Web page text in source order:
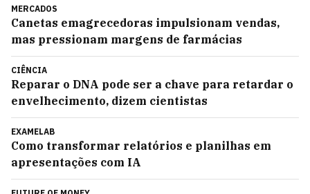
MERCADOS
Canetas emagrecedoras impulsionam vendas,
mas pressionam margens de farmácias
CIÊNCIA
Reparar o DNA pode ser a chave para retardar o
envelhecimento, dizem cientistas
EXAMELAB
Como transformar relatórios e planilhas em
apresentações com IA